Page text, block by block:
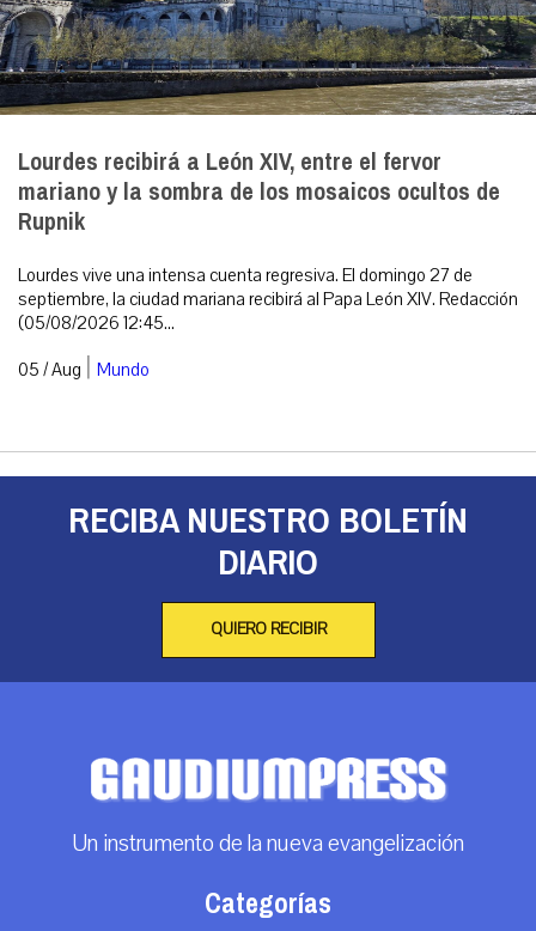
Lourdes recibirá a León XIV, entre el fervor
mariano y la sombra de los mosaicos ocultos de
Rupnik
Lourdes vive una intensa cuenta regresiva. El domingo 27 de
septiembre, la ciudad mariana recibirá al Papa León XIV. Redacción
(05/08/2026 12:45...
05 / Aug | Mundo
RECIBA NUESTRO BOLETÍN
DIARIO
QUIERO RECIBIR
Un instrumento de la nueva evangelización
Categorías